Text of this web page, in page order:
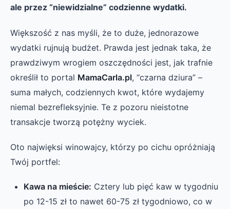
ale przez “niewidzialne” codzienne wydatki.
Większość z nas myśli, że to duże, jednorazowe
wydatki rujnują budżet. Prawda jest jednak taka, że
prawdziwym wrogiem oszczędności jest, jak trafnie
określił to portal MamaCarla.pl, “czarna dziura” –
suma małych, codziennych kwot, które wydajemy
niemal bezrefleksyjnie. Te z pozoru nieistotne
transakcje tworzą potężny wyciek.
Oto najwięksi winowajcy, którzy po cichu opróżniają
Twój portfel:
Kawa na mieście: Cztery lub pięć kaw w tygodniu
po 12-15 zł to nawet 60-75 zł tygodniowo, co w